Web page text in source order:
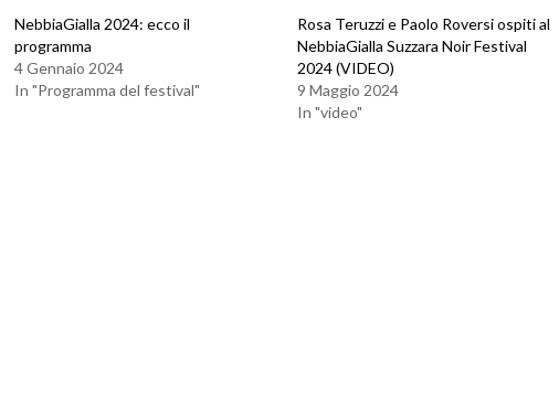
NebbiaGialla 2024: ecco il
programma
4 Gennaio 2024
In "Programma del festival"
Rosa Teruzzi e Paolo Roversi ospiti al
NebbiaGialla Suzzara Noir Festival
2024 (VIDEO)
9 Maggio 2024
In "video"